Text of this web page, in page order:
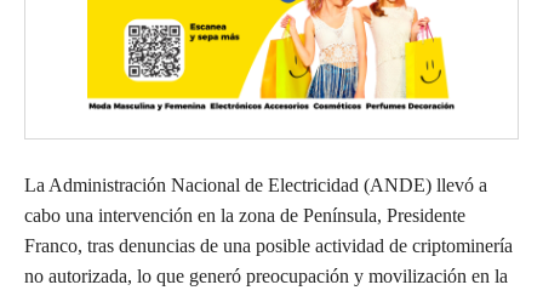
La Administración Nacional de Electricidad (ANDE) llevó a
cabo una intervención en la zona de Península, Presidente
Franco, tras denuncias de una posible actividad de criptominería
no autorizada, lo que generó preocupación y movilización en la